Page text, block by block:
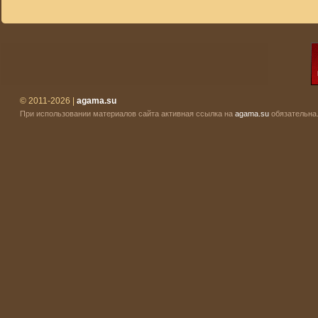
© 2011-2026 | agama.su
При использовании материалов сайта активная ссылка на agama.su обязательна.